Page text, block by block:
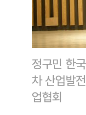
정구민 한
차 산업발
업협회